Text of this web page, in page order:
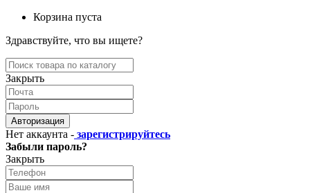
Корзина пуста
Здравствуйте, что вы ищете?
Закрыть
Авторизация
Нет аккаунта - зарегистрируйтесь
Забыли пароль?
Закрыть